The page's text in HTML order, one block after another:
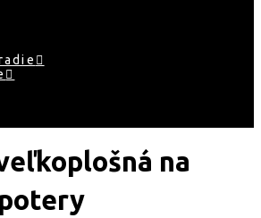
na
potery